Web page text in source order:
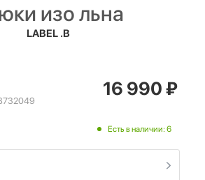
изо льна
LABEL .B
16 990₽
Есть в наличии: 6